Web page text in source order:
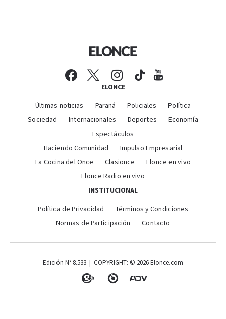
ELONCE
Últimas noticias Paraná Policiales
Política
Sociedad
Internacionales Deportes
Economía
Espectáculos
Haciendo Comunidad
Impulso Empresarial
La Cocina del Once
Clasionce
Elonce en vivo
Elonce Radio en vivo
INSTITUCIONAL
Política de Privacidad
Términos y Condiciones
Normas de Participación
Contacto
Edición N° 8.533 | COPYRIGHT: © 2026 Elonce.com